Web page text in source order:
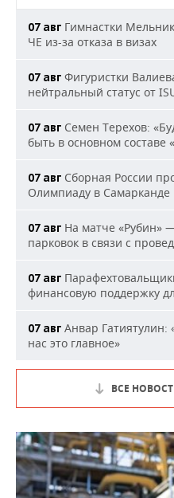
07 авг Гимнастки
ЧЕ из-за отказа в визах
07 авг Фигуристки
нейтральный статус от
07 авг Семен Терехов:
быть в основном составе
07 авг Сборная России
Олимпиаду в Самарканде
07 авг На матче «Рубин»
парковок в связи с
07 авг
финансовую поддержку
07 авг Анвар Гатиятулин:
нас это главное»
ВСЕ